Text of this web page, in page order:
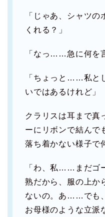
「じゃあ、シャツ
くれる？」
「なっ……急に何を
「ちょっと……私と
いではあるけれど」
クラリスは耳まで真
ーにリボンで結んで
落ち着かない様子で
「わ、私……まだゴ
熟だから、服の上か
ないの。あ……でも
お母様のような立派